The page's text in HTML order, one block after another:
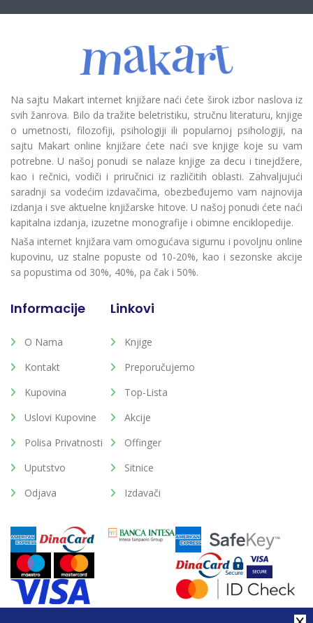
Na sajtu Makart internet knjižare naći ćete širok izbor naslova iz
svih žanrova. Bilo da tražite beletristiku, stručnu literaturu, knjige
o umetnosti, filozofiji, psihologiji ili popularnoj psihologiji, na
sajtu Makart online knjižare ćete naći sve knjige koje su vam
potrebne. U našoj ponudi se nalaze knjige za decu i tinejdžere,
kao i rečnici, vodiči i priručnici iz različitih oblasti. Zahvaljujući
saradnji sa vodećim izdavačima, obezbeđujemo vam najnovija
izdanja i sve aktuelne knjižarske hitove. U našoj ponudi ćete naći
kapitalna izdanja, izuzetne monografije i obimne enciklopedije.
Naša internet knjižara vam omogućava sigurnu i povoljnu online
kupovinu, uz stalne popuste od 10-20%, kao i sezonske akcije
sa popustima od 30%, 40%, pa čak i 50%.
Informacije
O Nama
Kontakt
Kupovina
Uslovi Kupovine
Polisa Privatnosti
Uputstvo
Odjava
Linkovi
Knjige
Preporučujemo
Top-Lista
Akcije
Offinger
Sitnice
Izdavači